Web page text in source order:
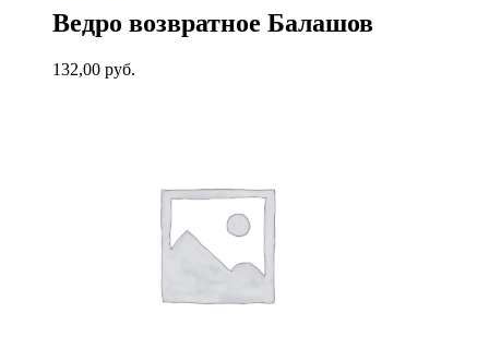
Ведро возвратное Балашов
132,00 руб.